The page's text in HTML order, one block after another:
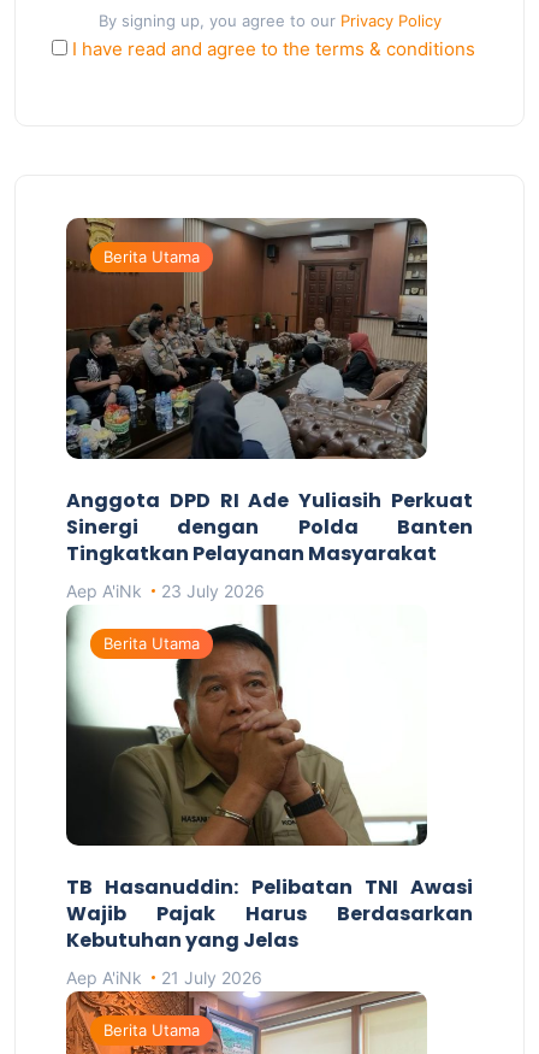
By signing up, you agree to our Privacy Policy
I have read and agree to the terms & conditions
Berita Utama
Anggota DPD RI Ade Yuliasih Perkuat
Sinergi dengan Polda Banten
Tingkatkan Pelayanan Masyarakat
Aep A'iNk 23 July 2026
Berita Utama
TB Hasanuddin: Pelibatan TNI Awasi
Wajib Pajak Harus Berdasarkan
Kebutuhan yang Jelas
Aep A'iNk 21 July 2026
Berita Utama